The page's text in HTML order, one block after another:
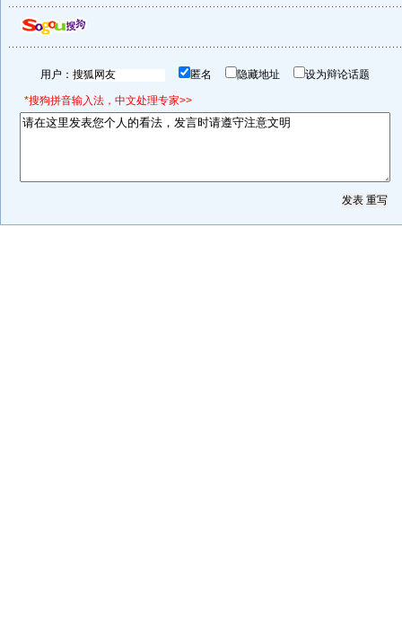
用户： 匿名 隐藏地址 设为辩论话题
*搜狗拼音输入法，中文处理专家>>